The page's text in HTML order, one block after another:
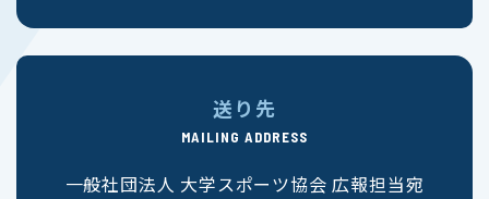
送り先
MAILING ADDRESS
一般社団法人 大学スポーツ協会 広報担当宛